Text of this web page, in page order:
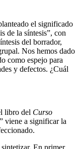
el significado
de la síntesis”, con
del borrador,
Nos hemos dado
como espejo para
y defectos. ¿Cuál
libro del Curso
viene a significar la
En primer